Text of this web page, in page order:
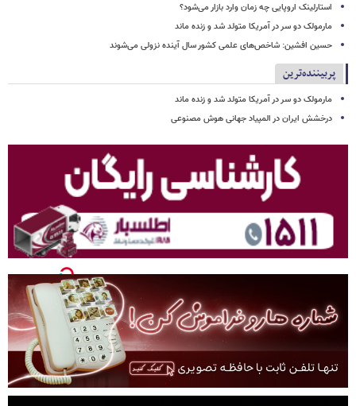
استارلینک اروپایی چه زمان وارد بازار می‌شود؟
مارمولک دو سر در آمریکا متولد شد و زنده ماند
حسین افشین: شاخص‌های علمی کشور سال آینده نزولی می‌شوند
پربیننده‌ترین
مارمولک دو سر در آمریکا متولد شد و زنده ماند
درخشش ایران در المپیاد جهانی هوش مصنوعی